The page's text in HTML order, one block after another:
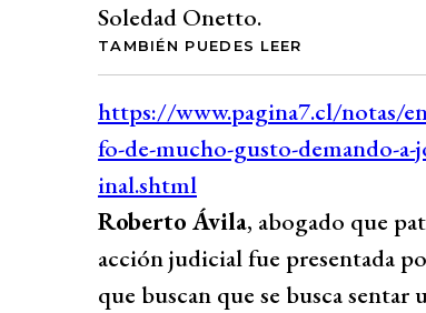
Soledad Onetto.
TAMBIÉN PUEDES LEER
Roberto Ávila, abogado que
acción judicial fue presentada
que buscan que se busca